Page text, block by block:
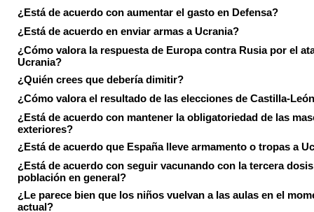
¿Está de acuerdo con aumentar el gasto en Defensa?
¿Está de acuerdo en enviar armas a Ucrania?
¿Cómo valora la respuesta de Europa contra Rusia por el
Ucrania?
¿Quién crees que debería dimitir?
¿Cómo valora el resultado de las elecciones de Castilla-
¿Está de acuerdo con mantener la obligatoriedad de las
exteriores?
¿Está de acuerdo que España lleve armamento o tropas a
¿Está de acuerdo con seguir vacunando con la tercera
población en general?
¿Le parece bien que los niños vuelvan a las aulas en el
actual?